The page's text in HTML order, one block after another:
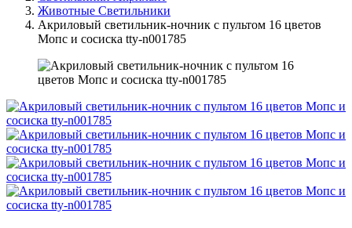
Животные Светильники
Акриловый светильник-ночник с пультом 16 цветов
Мопс и сосиска tty-n001785